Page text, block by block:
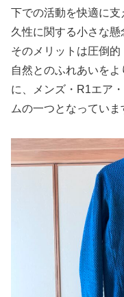
下での活動を快適に
久性に関する小さな懸
そのメリットは圧倒的
自然とのふれあいを
に、メンズ・R1エア
ムの一つとなっていま